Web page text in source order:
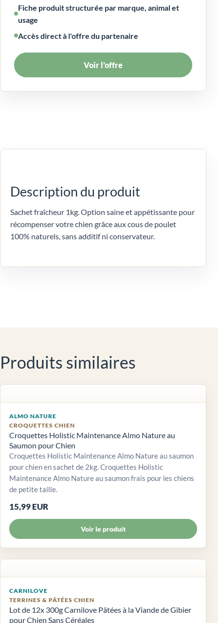
Fiche produit structurée par marque, animal et
usage
Accès direct à l'offre du partenaire
Voir l’offre
Description du produit
Sachet fraîcheur 1kg. Option saine et appétissante pour
récompenser votre chien grâce aux cous de poulet
100% naturels, sans additif ni conservateur.
Produits similaires
ALMO NATURE
CROQUETTES CHIEN
Croquettes Holistic Maintenance Almo Nature au
Saumon pour Chien
Croquettes Holistic Maintenance Almo Nature au saumon
pour chien en sachet de 2kg. Croquettes Holistic
Maintenance Almo Nature au saumon frais pour les chiens
de petite taille.
15,99 EUR
Voir le produit
CARNILOVE
TERRINES & PÂTÉES CHIEN
Lot de 12x 300g Carnilove Pâtées à la Viande de Gibier
pour Chien Sans Céréales